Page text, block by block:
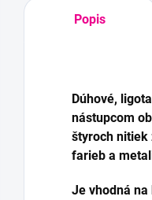
Popis
Dúhové,
nástupcom
štyroch nitiek
farieb a
Je vhodná